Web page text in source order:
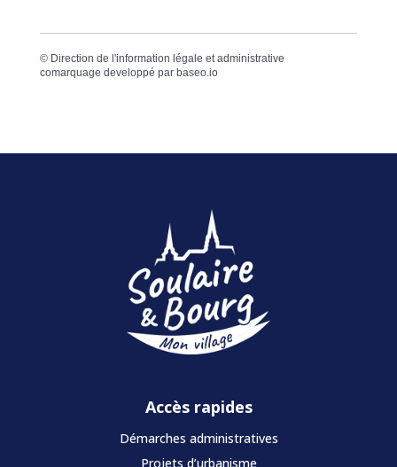
© Direction de l'information légale et administrative
comarquage developpé par baseo.io
Accès rapides
Démarches administratives
Projets d’urbanisme